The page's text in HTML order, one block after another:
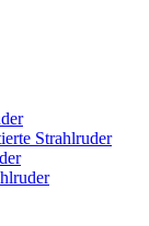
Strahlruder